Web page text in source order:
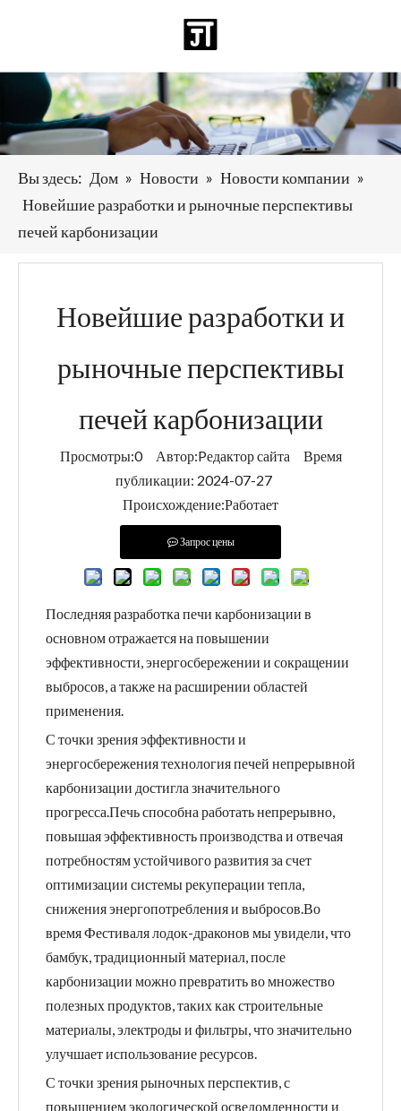
Deutsch
Español
العربية
Вы здесь: Дом » Новости » Новости компании »
Новейшие разработки и рыночные перспективы
печей карбонизации
Новейшие разработки и
рыночные перспективы
печей карбонизации
Просмотры:0Автор:Pедактор сайта Время
публикации: 2024-07-27
Происхождение:Работает
Запрос цены
Последняя разработка печи карбонизации в
основном отражается на повышении
эффективности, энергосбережении и сокращении
выбросов, а также на расширении областей
применения.
С точки зрения эффективности и
энергосбережения технология печей непрерывной
карбонизации достигла значительного
прогресса.Печь способна работать непрерывно,
повышая эффективность производства и отвечая
потребностям устойчивого развития за счет
оптимизации системы рекуперации тепла,
снижения энергопотребления и выбросов.Во
время Фестиваля лодок-драконов мы увидели, что
бамбук, традиционный материал, после
карбонизации можно превратить во множество
полезных продуктов, таких как строительные
материалы, электроды и фильтры, что значительно
улучшает использование ресурсов.
С точки зрения рыночных перспектив, с
повышением экологической осведомленности и